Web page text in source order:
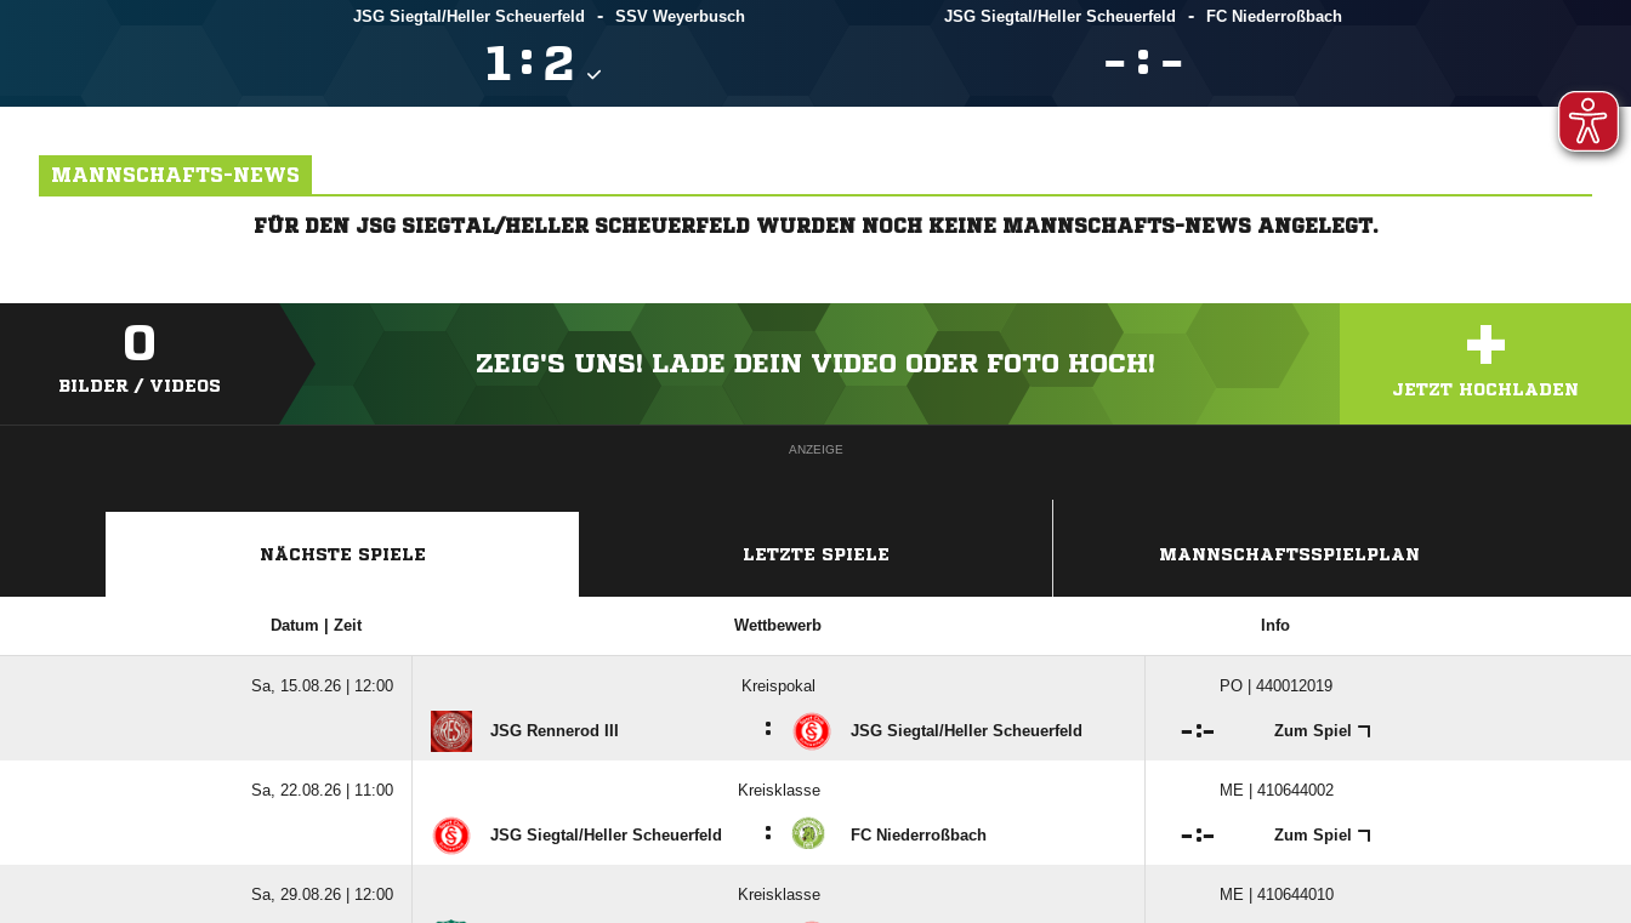
JSG Siegtal/​Heller Scheuerfeld
- SSV Weyerbusch
 : 
JSG Siegtal/​Heller Scheuerfeld
- FC Niederroßbach
 : 
MANNSCHAFTS-NEWS
FÜR DEN JSG SIEGTAL/HELLER SCHEUERFELD WURDEN NOCH KEINE MANNSCHAFTS-NEWS ANGELEGT.
0
BILDER / VIDEOS
ZEIG'S UNS! LADE DEIN VIDEO ODER FOTO HOCH! +
JETZT HOCHLADEN
ANZEIGE
NÄCHSTE SPIELE LETZTE SPIELE MANNSCHAFTSSPIELPLAN
Datum | Zeit Wettbewerb Info
Sa, 15.08.26 | 12:00 Kreispokal PO | 440012019
JSG Rennerod III : JSG Siegtal/​Heller Scheuerfeld : Zum Spiel
Sa, 22.08.26 | 11:00 Kreisklasse ME | 410644002
JSG Siegtal/​Heller Scheuerfeld : FC Niederroßbach : Zum Spiel
Sa, 29.08.26 | 12:00 Kreisklasse ME | 410644010